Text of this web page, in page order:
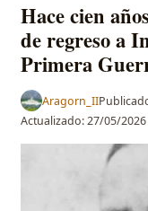
Hace cien
de regreso a
Primera
Aragorn_II
Actualizado:27/05/2026